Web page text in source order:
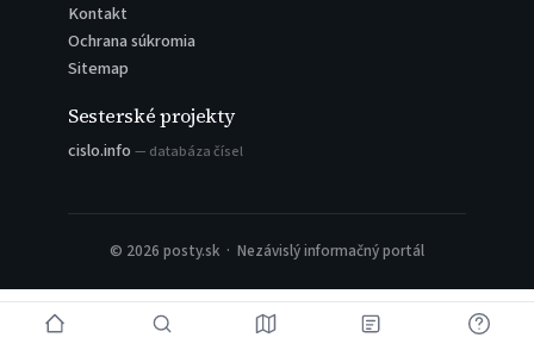
Kontakt
Ochrana súkromia
Sitemap
Sesterské projekty
cislo.info — databáza čísel
© 2026 posty.sk · Nezávislý informačný portál